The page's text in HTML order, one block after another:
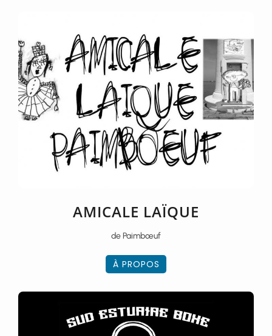
AMICALE LAÏQUE
de Paimbœuf
À PROPOS